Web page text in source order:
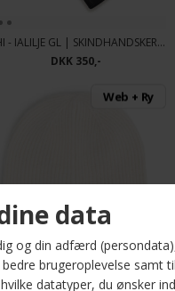
ICHI - IALILJE GL | SKINDHANDSKER BLACK
DKK 350,-
Web + Ry
ICHI - IAIVO HO | STRIK HUE CLOUD DANCER